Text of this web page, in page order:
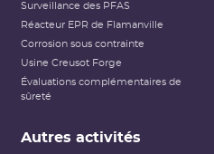
Surveillance des PFAS
Réacteur EPR de Flamanville
Corrosion sous contrainte
Usine Creusot Forge
Évaluations complémentaires de
sûreté
Autres activités